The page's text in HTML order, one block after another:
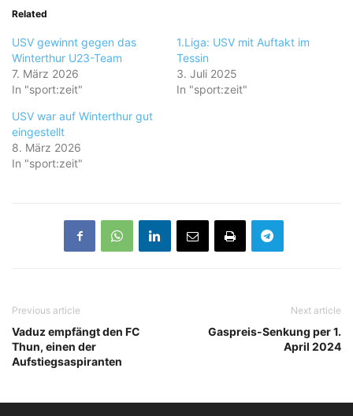
Related
USV gewinnt gegen das
Winterthur U23-Team
7. März 2026
In "sport:zeit"
1.Liga: USV mit Auftakt im
Tessin
3. Juli 2025
In "sport:zeit"
USV war auf Winterthur gut
eingestellt
8. März 2026
In "sport:zeit"
Previous article
Vaduz empfängt den FC
Thun, einen der
Aufstiegsaspiranten
Next article
Gaspreis-Senkung per 1.
April 2024